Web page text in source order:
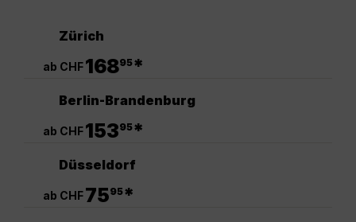
Zürich
ab CHF16895*
Berlin-Brandenburg
ab CHF15395*
Düsseldorf
ab CHF7595*